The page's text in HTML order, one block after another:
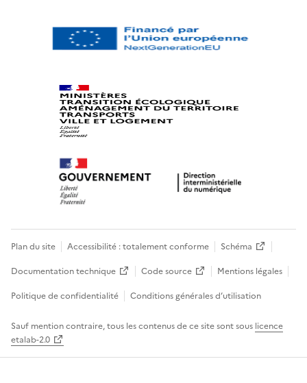
Plan du site Accessibilité : totalement conforme
Schéma
Documentation technique
Code source
Mentions légales
Politique de confidentialité
Conditions générales d’utilisation
Sauf mention contraire, tous les contenus de ce site sont sous licence
etalab-2.0